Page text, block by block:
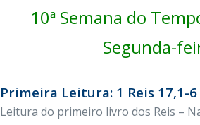
10ª Semana do
Segunda-
Primeira Leitura: 1 Reis 17,1-6
Leitura do primeiro livro dos Reis –